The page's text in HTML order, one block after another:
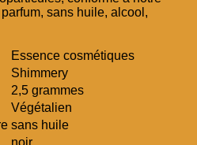
sans huile, alcool,
Essence cosmétiques
Shimmery
2,5 grammes
Végétalien
sans huile
noir